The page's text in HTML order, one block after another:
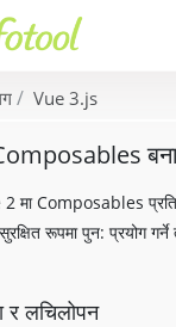
Vue 3.js
मा Composables
सुरक्षित रूपमा पुन:
र लचिलोपन